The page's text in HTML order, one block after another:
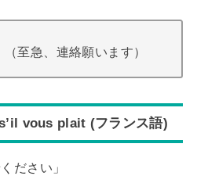
至急、連絡願います）
vous plait (フランス語)
ださい」